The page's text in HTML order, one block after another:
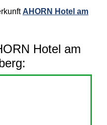
AHORN Hotel am
Hotel am